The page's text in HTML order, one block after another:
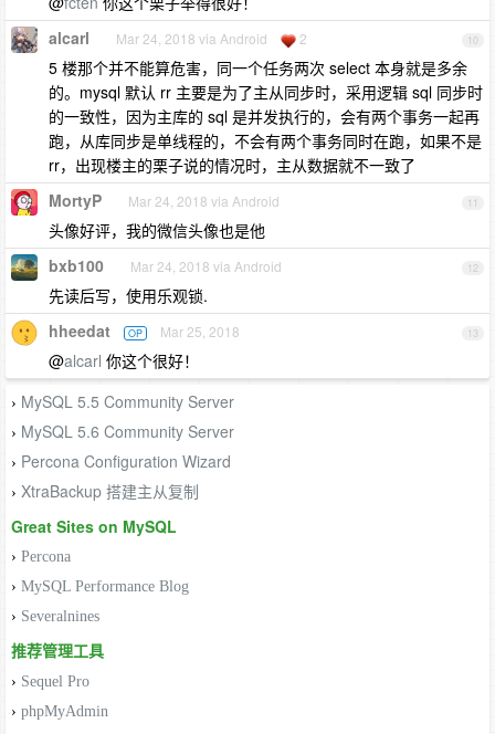
10
alcarl Mar 24, 2018 via Android 2
5 楼那个并不能算危害，同一个任务两次 select 本身就是多余
的。mysql 默认 rr 主要是为了主从同步时，采用逻辑 sql 同步时
的一致性，因为主库的 sql 是并发执行的，会有两个事务一起再
跑，从库同步是单线程的，不会有两个事务同时在跑，如果不是
rr，出现楼主的栗子说的情况时，主从数据就不一致了
11
MortyP Mar 24, 2018 via Android
头像好评，我的微信头像也是他
12
bxb100 Mar 24, 2018 via Android
先读后写，使用乐观锁.
13
hheedat OP Mar 25, 2018
@alcarl 你这个很好！
› MySQL 5.5 Community Server
› MySQL 5.6 Community Server
› Percona Configuration Wizard
› XtraBackup 搭建主从复制
Great Sites on MySQL
› Percona
› MySQL Performance Blog
› Severalnines
推荐管理工具
› Sequel Pro
› phpMyAdmin